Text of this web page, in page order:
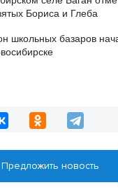
Бориса и Глеба
школьных базаров
Предложить новость